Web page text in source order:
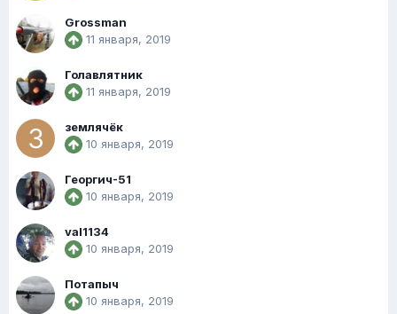
Grossman
11 января, 2019
Голавлятник
11 января, 2019
землячёк
10 января, 2019
Георгич-51
10 января, 2019
val1134
10 января, 2019
Потапыч
10 января, 2019